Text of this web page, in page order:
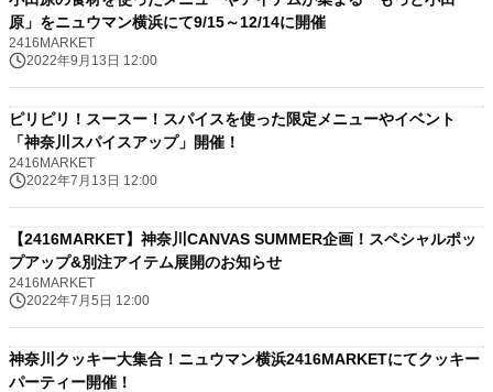
原」をニュウマン横浜にて9/15～12/14に開催
2416MARKET
2022年9月13日 12:00
ピリピリ！スースー！スパイスを使った限定メニューやイベント
「神奈川スパイスアップ」開催！
2416MARKET
2022年7月13日 12:00
【2416MARKET】神奈川CANVAS SUMMER企画！スペシャルポッ
プアップ&別注アイテム展開のお知らせ
2416MARKET
2022年7月5日 12:00
神奈川クッキー大集合！ニュウマン横浜2416MARKETにてクッキー
パーティー開催！